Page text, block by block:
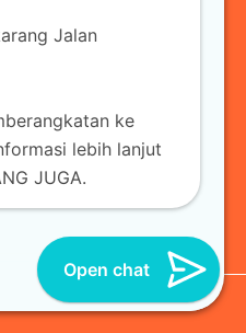
Blog Travel Kontak
| All Reserved
Jalan
ke
lebih lanjut
JUGA.
Open chat